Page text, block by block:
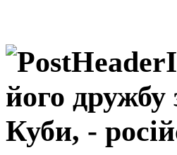
його дружбу
Куби, -